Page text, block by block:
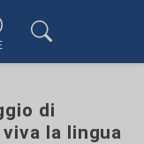
di
la lingua